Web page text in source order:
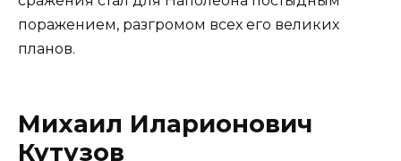
поражением, разгромом всех его великих
планов.
Михаил Иларионович
Кутузов